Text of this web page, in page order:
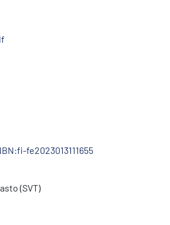
fe2023013111655
(SVT)